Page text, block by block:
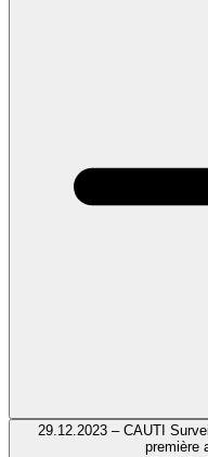
29.12.2023 – CAUTI
première